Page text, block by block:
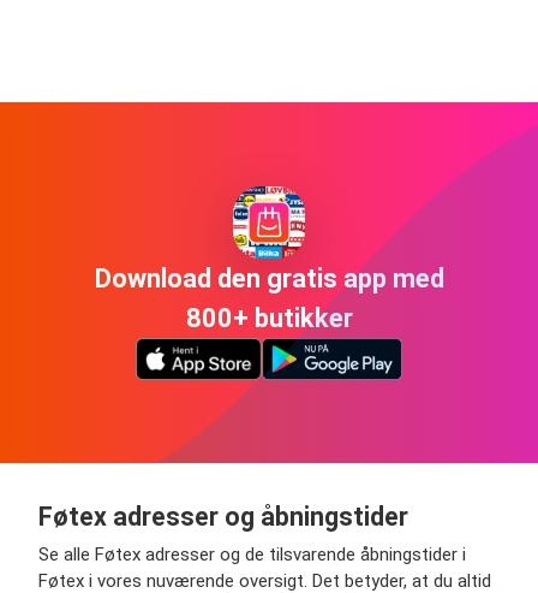
Download den gratis app med
800+ butikker
Føtex adresser og åbningstider
Se alle Føtex adresser og de tilsvarende åbningstider i
Føtex i vores nuværende oversigt. Det betyder, at du altid